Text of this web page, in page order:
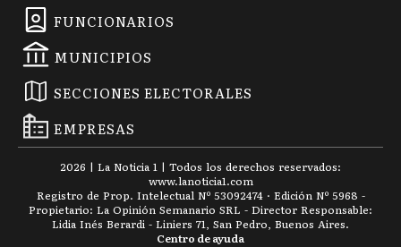
FUNCIONARIOS
MUNICIPIOS
SECCIONES ELECTORALES
EMPRESAS
2026 | La Noticia 1 | Todos los derechos reservados:
www.lanoticia1.com
Registro de Prop. Intelectual Nº 53092474 · Edición Nº 5968 -
Propietario: La Opinión Semanario SRL - Director Responsable:
Lidia Inés Berardi - Liniers 71, San Pedro, Buenos Aires.
Centro de ayuda